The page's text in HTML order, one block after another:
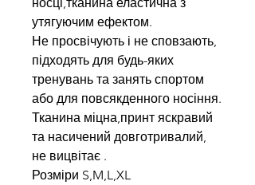
утягуючим ефектом.
Не просвічують і не сповзають,
підходять для будь-яких
тренувань та занять спортом
або для повсякденного носіння.
Тканина міцна,принт яскравий
та насичений довготривалий,
не вицвітає .
Розміри S,M,L,XL